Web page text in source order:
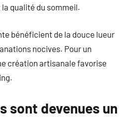
qualité du sommeil.
bénéficient de la douce lueur
nocives. Pour un
création artisanale favorise
sont devenues un